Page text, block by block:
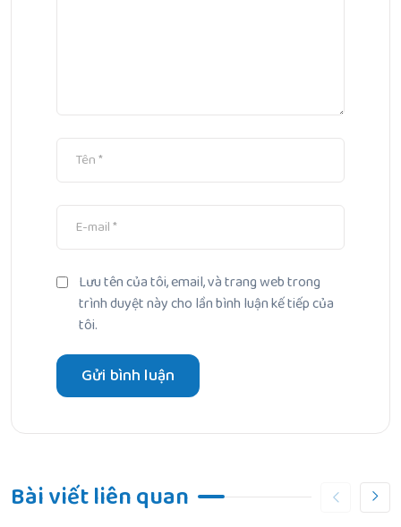
Lưu tên của tôi, email, và trang web trong
trình duyệt này cho lần bình luận kế tiếp của
tôi.
Bài viết liên quan